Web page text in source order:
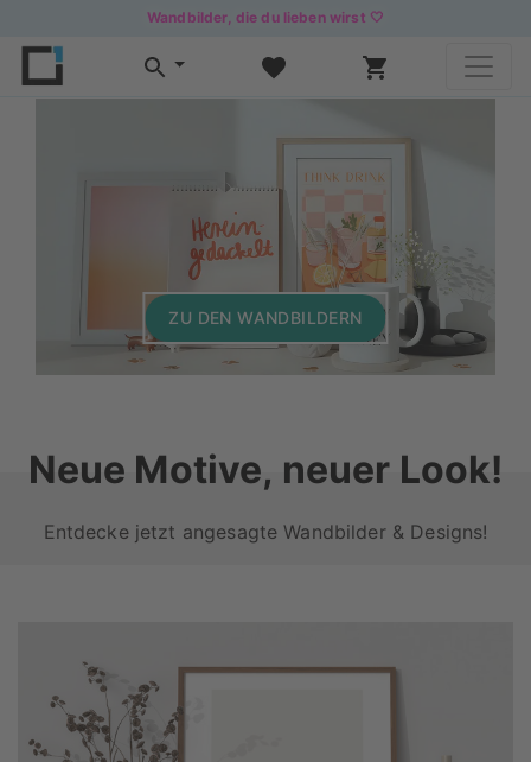
Wandbilder, die du lieben wirst 🤍
ZU DEN WANDBILDERN
Neue Motive, neuer Look!
Entdecke jetzt angesagte Wandbilder & Designs!